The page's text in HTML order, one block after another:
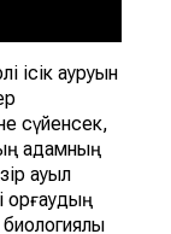
ісік ауруын
сүйенсек,
адамның
ауыл